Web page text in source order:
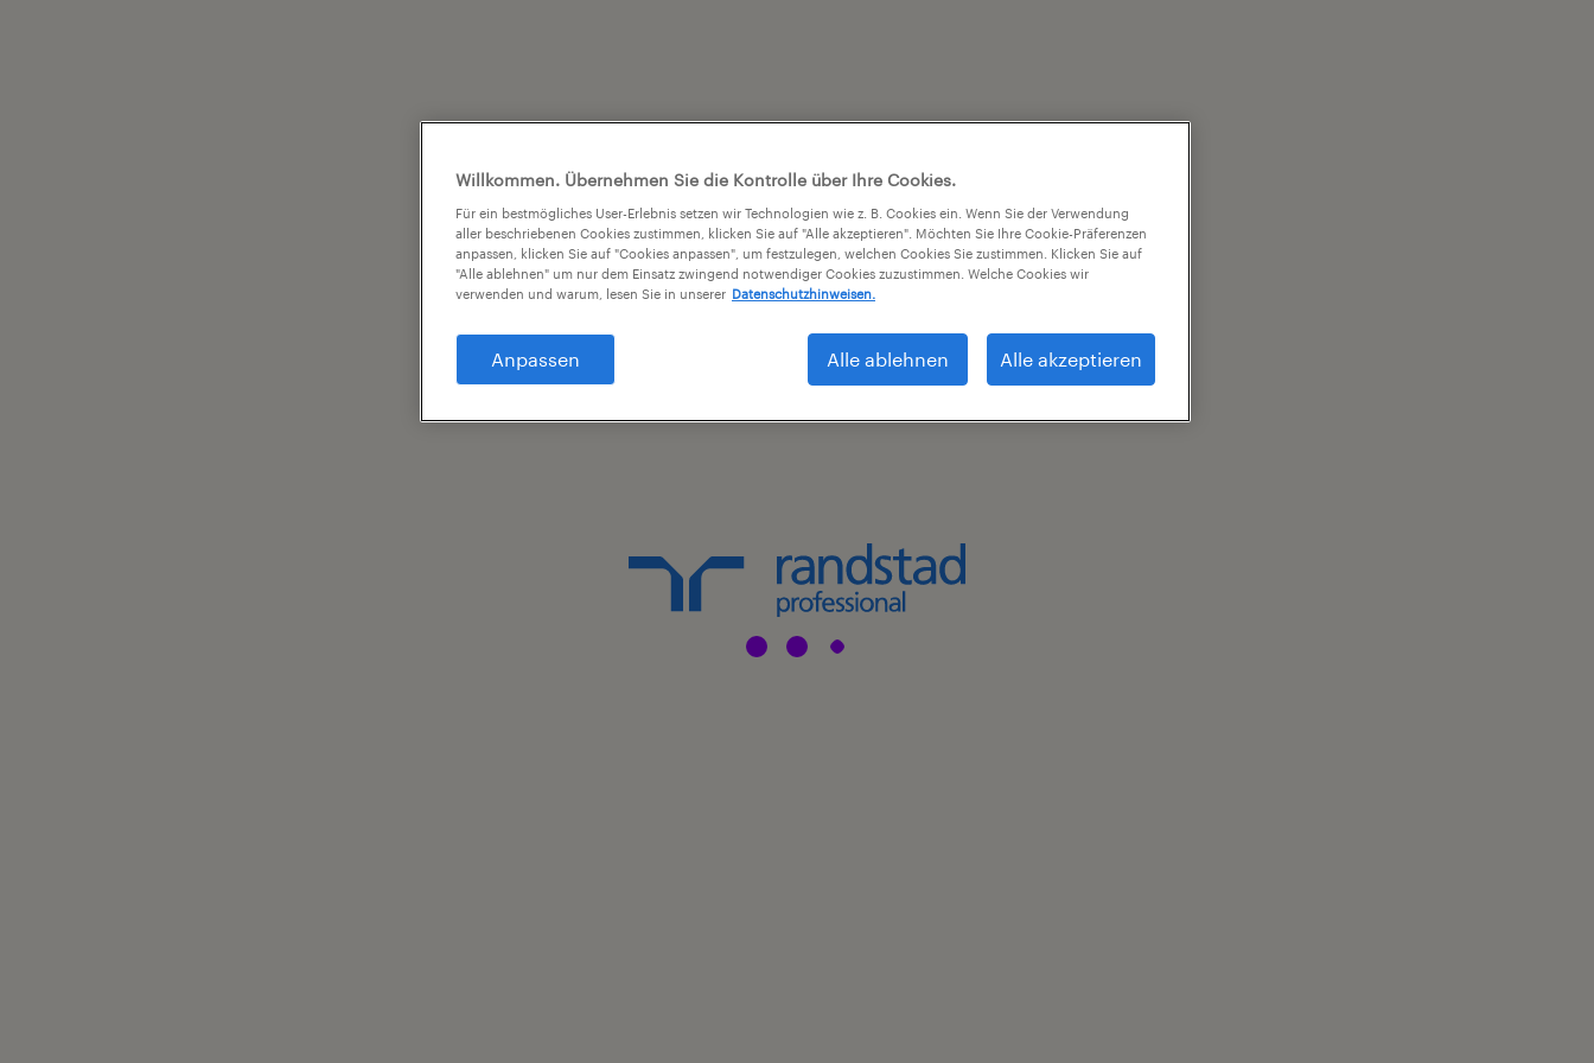
Willkommen. Übernehmen Sie die Kontrolle über Ihre Cookies.
Für ein bestmögliches User-Erlebnis setzen wir Technologien wie z. B. Cookies ein. Wenn Sie der Verwendung
aller beschriebenen Cookies zustimmen, klicken Sie auf "Alle akzeptieren". Möchten Sie Ihre Cookie-Präferenzen
anpassen, klicken Sie auf "Cookies anpassen", um festzulegen, welchen Cookies Sie zustimmen. Klicken Sie auf
"Alle ablehnen" um nur dem Einsatz zwingend notwendiger Cookies zuzustimmen. Welche Cookies wir
verwenden und warum, lesen Sie in unserer Datenschutzhinweisen.
Anpassen Alle ablehnen Alle akzeptieren